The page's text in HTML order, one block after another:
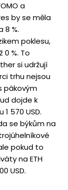
a
by se měla
8 %.
poklesu,
%. To
si udržují
trhu nejsou
pákovým
dojde k
570 USD.
se býkům na
pokud to
na ETH
USD.